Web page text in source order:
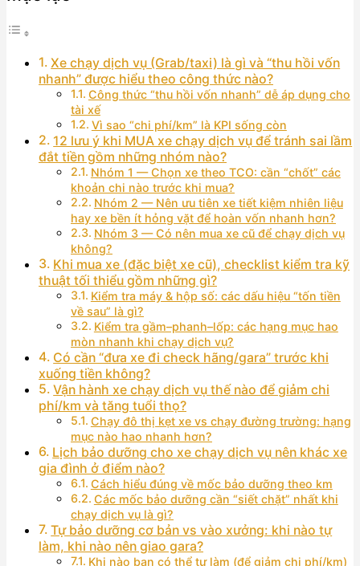
Xe chạy dịch vụ (Grab/taxi) là gì và “thu hồi vốn
nhanh” được hiểu theo công thức nào?
Công thức “thu hồi vốn nhanh” dễ áp dụng cho
tài xế
Vì sao “chi phí/km” là KPI sống còn
12 lưu ý khi MUA xe chạy dịch vụ để tránh sai lầm
đắt tiền gồm những nhóm nào?
Nhóm 1 — Chọn xe theo TCO: cần “chốt” các
khoản chi nào trước khi mua?
Nhóm 2 — Nên ưu tiên xe tiết kiệm nhiên liệu
hay xe bền ít hỏng vặt để hoàn vốn nhanh hơn?
Nhóm 3 — Có nên mua xe cũ để chạy dịch vụ
không?
Khi mua xe (đặc biệt xe cũ), checklist kiểm tra kỹ
thuật tối thiểu gồm những gì?
Kiểm tra máy & hộp số: các dấu hiệu “tốn tiền
về sau” là gì?
Kiểm tra gầm–phanh–lốp: các hạng mục hao
mòn nhanh khi chạy dịch vụ?
Có cần “đưa xe đi check hãng/gara” trước khi
xuống tiền không?
Vận hành xe chạy dịch vụ thế nào để giảm chi
phí/km và tăng tuổi thọ?
Chạy đô thị kẹt xe vs chạy đường trường: hạng
mục nào hao nhanh hơn?
Lịch bảo dưỡng cho xe chạy dịch vụ nên khác xe
gia đình ở điểm nào?
Cách hiểu đúng về mốc bảo dưỡng theo km
Các mốc bảo dưỡng cần “siết chặt” nhất khi
chạy dịch vụ là gì?
Tự bảo dưỡng cơ bản vs vào xưởng: khi nào tự
làm, khi nào nên giao gara?
Khi nào bạn có thể tự làm (để giảm chi phí/km)